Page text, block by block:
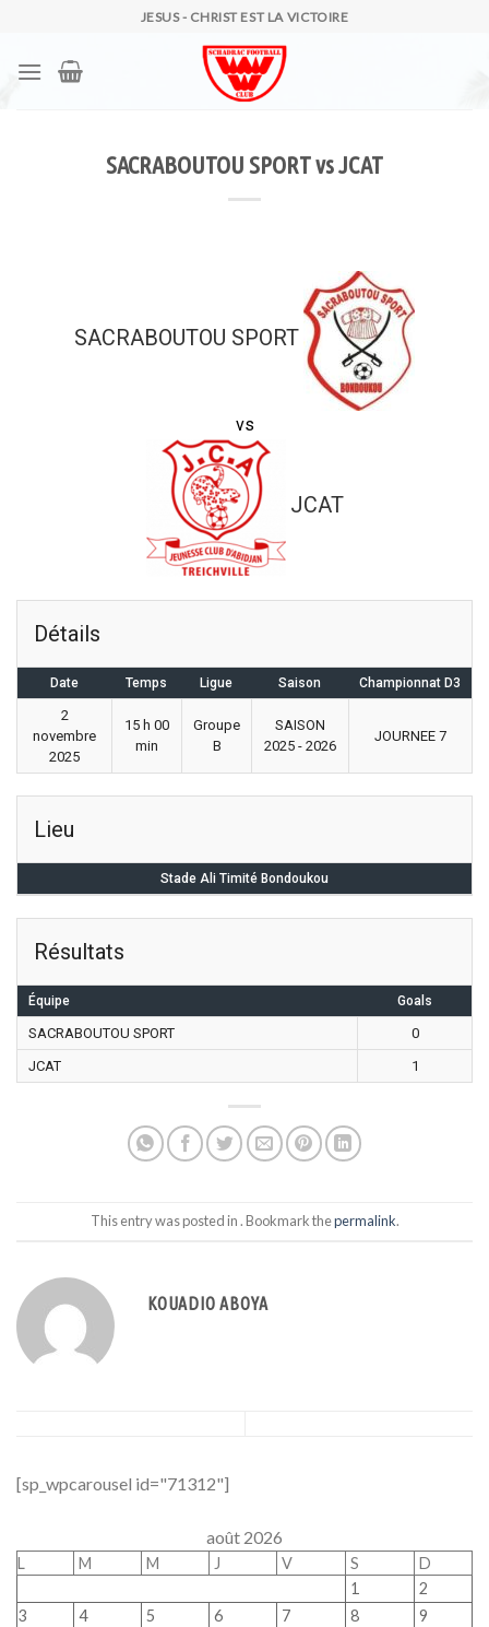
content
JESUS - CHRIST EST LA VICTOIRE
SACRABOUTOU SPORT vs JCAT
SACRABOUTOU SPORT
vs
JCAT
Détails
Date Temps Ligue Saison Championnat D3
2
novembre
2025
15 h 00
min
Groupe
B
SAISON
2025 - 2026
JOURNEE 7
Lieu
Stade Ali Timité Bondoukou
Résultats
Équipe Goals
SACRABOUTOU SPORT
0
JCAT
1
This entry was posted in . Bookmark thepermalink.
KOUADIO ABOYA
[sp_wpcarousel id="71312"]
août 2026
L M M J V S
D
1
2
3
4 5 6 7 8
9